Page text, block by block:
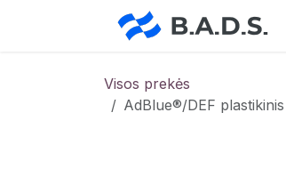
Visos prekės
AdBlue®/DEF